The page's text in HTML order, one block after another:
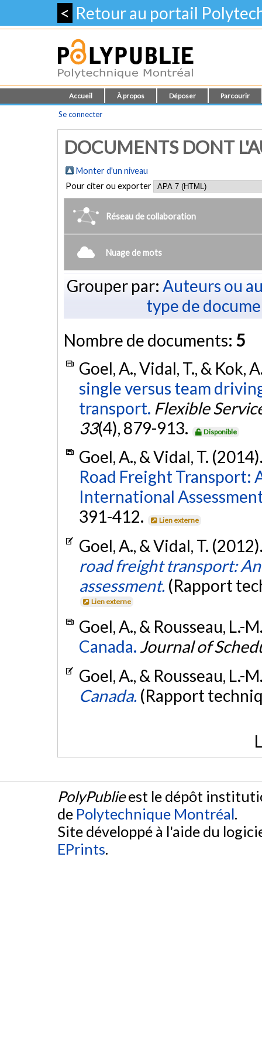
< Retour au portail
Accueil À propos Déposer Parcourir
Se connecter
DOCUMENTS DONT
Monter d'un niveau
Pour citer ou exporter
Réseau de collaboration
Nuage de mots
Grouper par: Auteurs ou
type de
Nombre de documents: 5
Goel, A., Vidal, T., & Kok,
single versus team
transport. Flexible
33(4), 879-913. Disponible
Goel, A., & Vidal, T.
Road Freight Transport:
International
391-412.
Lien externe
Goel, A., & Vidal, T.
road freight transport:
assessment. (Rapport
Lien externe
Goel, A., & Rousseau, L.-
Canada. Journal of
Goel, A., & Rousseau, L.-
Canada. (Rapport
PolyPublieest le dépôt
de Polytechnique Montréal.
Site développé à l'aide du
EPrints.